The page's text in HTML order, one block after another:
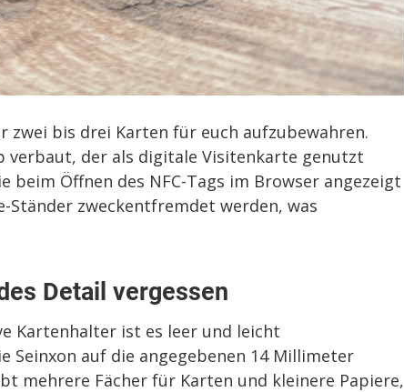
zwei bis drei Karten für euch aufzubewahren.
verbaut, der als digitale Visitenkarte genutzt
beim Öffnen des NFC-Tags im Browser angezeigt
Ständer zweckentfremdet werden, was
Detail vergessen
Kartenhalter ist es leer und leicht
Seinxon auf die angegebenen 14 Millimeter
mehrere Fächer für Karten und kleinere Papiere,